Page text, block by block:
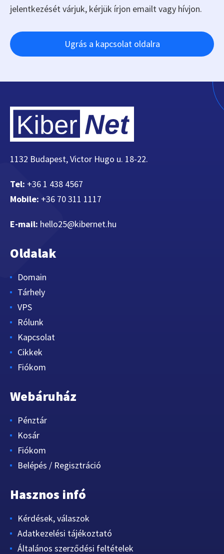
jelentkezését várjuk, kérjük írjon emailt vagy hívjon.
Ugrás a kapcsolat oldalra
1132 Budapest, Victor Hugo u. 18-22.
Tel: +36 1 438 4567
Mobile: +36 70 311 1117
E-mail: hello25@kibernet.hu
Oldalak
Domain
Tárhely
VPS
Rólunk
Kapcsolat
Cikkek
Fiókom
Webáruház
Pénztár
Kosár
Fiókom
Belépés / Regisztráció
Hasznos infó
Kérdések, válaszok
Adatkezelési tájékoztató
Általános szerződési feltételek